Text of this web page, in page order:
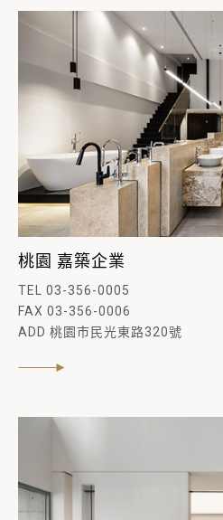
桃園 嘉築企業
TEL 03-356-0005
FAX 03-356-0006
ADD 桃園市民光東路320號